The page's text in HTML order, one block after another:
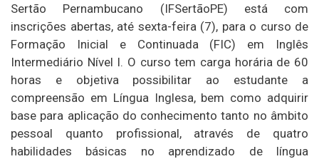
Sertão Pernambucano (IFSertãoPE) está com
inscrições abertas, até sexta-feira (7), para o curso de
Formação Inicial e Continuada (FIC) em Inglês
Intermediário Nível I. O curso tem carga horária de 60
horas e objetiva possibilitar ao estudante a
compreensão em Língua Inglesa, bem como adquirir
base para aplicação do conhecimento tanto no âmbito
pessoal quanto profissional, através de quatro
habilidades básicas no aprendizado de língua